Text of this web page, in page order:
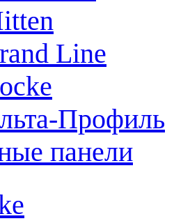
Line
Профиль
панели